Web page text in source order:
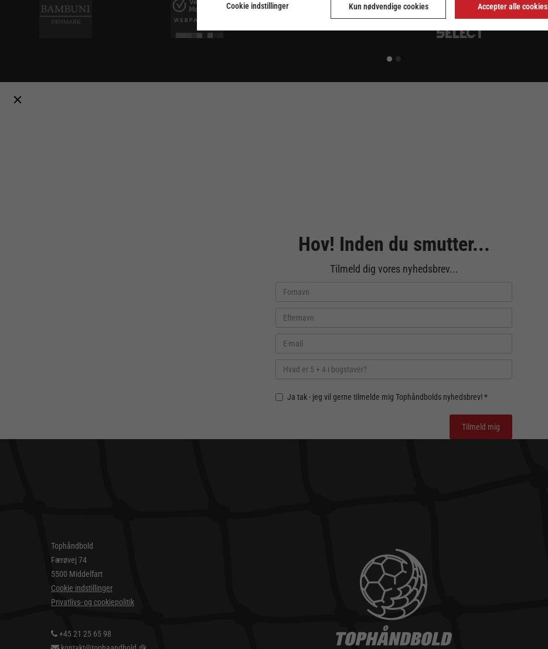
Hov! Inden du smutter...
Tilmeld dig vores nyhedsbrev...
Ja tak - jeg vil gerne tilmelde mig Tophåndbolds nyhedsbrev! *
Tophåndbold
Færøvej 74
5500 Middelfart
Cookie indstillinger
Privatlivs- og cookiepolitik
+45 21 25 65 98
Cookie indstillinger Kun nødvendige cookies Accepter alle cookies